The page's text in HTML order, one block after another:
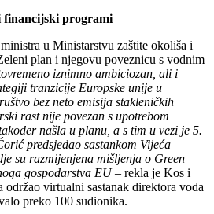
financijski programi
u Ministarstvu zaštite okoliša i
plan i njegovu poveznicu s vodnim
iznimno ambiciozan, ali i
tranzicije Europske unije u
bez neto emisija stakleničkih
rast nije povezan s upotrebom
našla u planu, a s tim u vezi je 5.
predsjedao sastankom Vijeća
su razmijenjena mišljenja o Green
gospodarstva EU– rekla je Kos i
održao virtualni sastanak direktora voda
preko 100 sudionika.